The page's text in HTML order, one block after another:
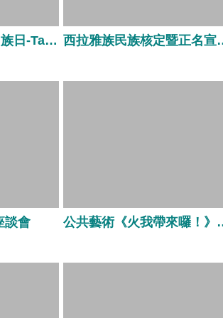
臺南市115年原住民族日-Tabe札哈木樂原暨臺南市原住民文化會館開幕活動 西拉雅族
談會 公共藝術《火我帶